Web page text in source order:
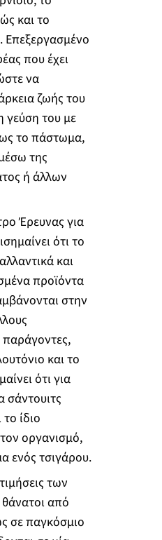
και το
Επεξεργασμένο
που έχει
να
ζωής του
γεύση του με
το πάστωμα,
της
ή άλλων
Έρευνας για
ότι το
και
προϊόντα
στην
και το
ότι για
σάντουιτς
ίδιο
οργανισμό,
ενός τσιγάρου.
των
από
σε παγκόσμιο